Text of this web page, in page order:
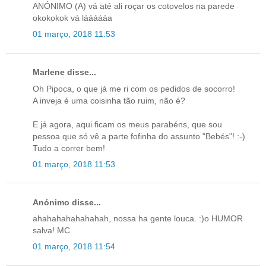
ANÓNIMO (A) vá até ali roçar os cotovelos na parede
okokokok vá láááááa
01 março, 2018 11:53
Marlene disse...
Oh Pipoca, o que já me ri com os pedidos de socorro!
A inveja é uma coisinha tão ruim, não é?
E já agora, aqui ficam os meus parabéns, que sou
pessoa que só vê a parte fofinha do assunto "Bebés"! :-)
Tudo a correr bem!
01 março, 2018 11:53
Anónimo disse...
ahahahahahahahah, nossa ha gente louca. :)o HUMOR
salva! MC
01 março, 2018 11:54